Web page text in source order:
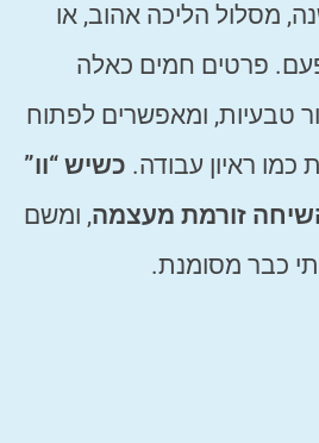
מסלול הליכה אהוב, או
פרטים חמים כאלה
טבעיות, ומאפשרים לפתוח
ראיון עבודה. כשיש “וו”
זורמת מעצמה, ומשם
כבר מסומנת.